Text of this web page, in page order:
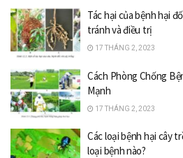
Tác hại của bệnh hại
tránh và điều trị
17 THÁNG 2, 2023
Cách Phòng Chống
Mạnh
17 THÁNG 2, 2023
Các loại bệnh hại cây
loại bệnh nào?